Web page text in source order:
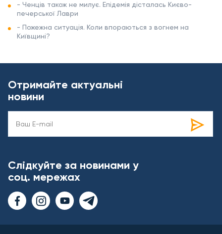
- Ченців також не милує. Епідемія дісталась Києво-
печерської Лаври
- Пожежна ситуація. Коли впораються з вогнем на
Київщині?
Отримайте актуальні
новини
Слідкуйте за новинами у
соц. мережах